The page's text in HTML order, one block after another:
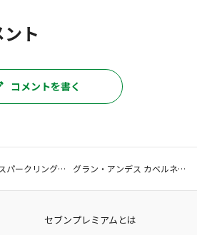
ト
コメントを書く
ワイン・スパークリング・シャンパン グラン・アンデス カベルネ・ソーヴィニヨン 750ml
セブンプレミアムとは